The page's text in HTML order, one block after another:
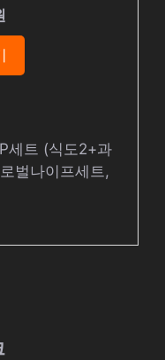
세트 (식도2+과
벌나이프세트,